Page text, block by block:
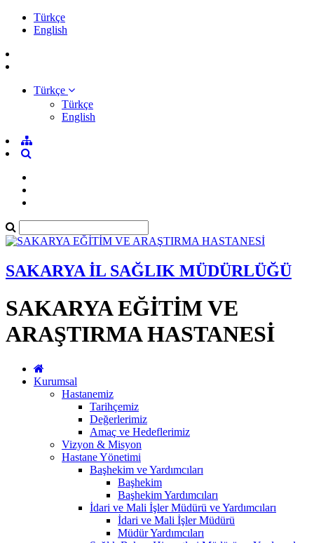
Türkçe
English
Türkçe
Türkçe
English
SAKARYA İL SAĞLIK MÜDÜRLÜĞÜ
SAKARYA EĞİTİM VE
ARAŞTIRMA HASTANESİ
Kurumsal
Hastanemiz
Tarihçemiz
Değerlerimiz
Amaç ve Hedeflerimiz
Vizyon & Misyon
Hastane Yönetimi
Başhekim ve Yardımcıları
Başhekim
Başhekim Yardımcıları
İdari ve Mali İşler Müdürü ve Yardımcıları
İdari ve Mali İşler Müdürü
Müdür Yardımcıları